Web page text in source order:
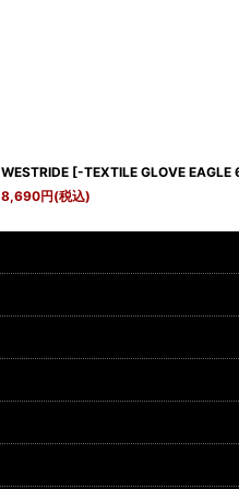
WESTRIDE [-TEXTILE GLOVE
8,690円(税込)